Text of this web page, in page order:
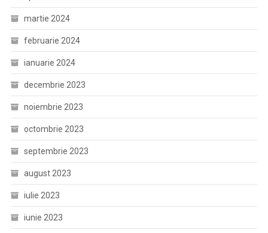
martie 2024
februarie 2024
ianuarie 2024
decembrie 2023
noiembrie 2023
octombrie 2023
septembrie 2023
august 2023
iulie 2023
iunie 2023